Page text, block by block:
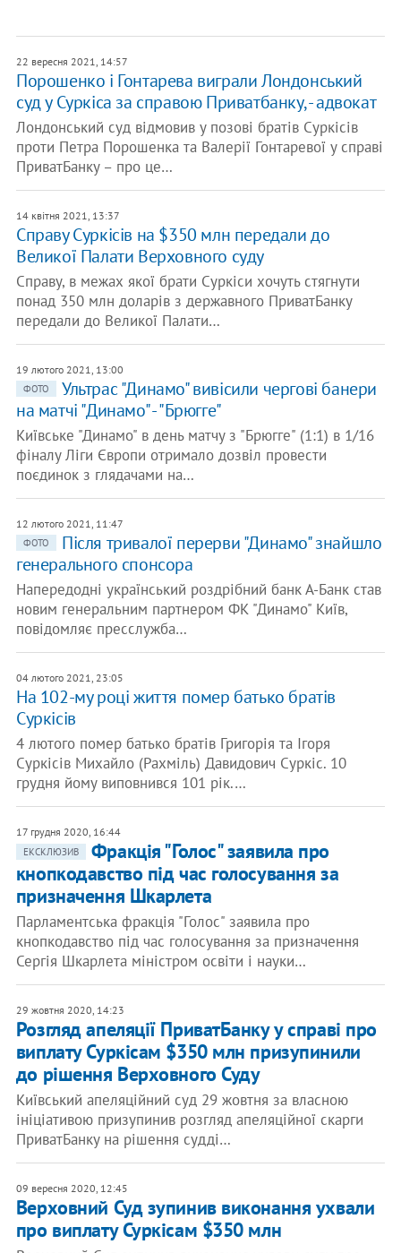
22 вересня 2021, 14:57
Порошенко і Гонтарева виграли Лондонський
суд у Суркіса за справою Приватбанку, - адвокат
Лондонський суд відмовив у позові братів Суркісів
проти Петра Порошенка та Валерії Гонтаревої у справі
ПриватБанку – про це…
14 квітня 2021, 13:37
Справу Суркісів на $350 млн передали до
Великої Палати Верховного суду
Справу, в межах якої брати Суркіси хочуть стягнути
понад 350 млн доларів з державного ПриватБанку
передали до Великої Палати…
19 лютого 2021, 13:00
ФОТО
Ультрас "Динамо" вивісили чергові банери
на матчі "Динамо" - "Брюгге"
Київське "Динамо" в день матчу з "Брюгге" (1:1) в 1/16
фіналу Ліги Європи отримало дозвіл провести
поєдинок з глядачами на…
12 лютого 2021, 11:47
ФОТО
Після тривалої перерви "Динамо" знайшло
генерального спонсора
Напередодні український роздрібний банк А-Банк став
новим генеральним партнером ФК "Динамо" Київ,
повідомляє пресслужба…
04 лютого 2021, 23:05
На 102-му році життя помер батько братів
Суркісів
4 лютого помер батько братів Григорія та Ігоря
Суркісів Михайло (Рахміль) Давидович Суркіс. 10
грудня йому виповнився 101 рік.…
17 грудня 2020, 16:44
ЕКСКЛЮЗИВ
Фракція "Голос" заявила про
кнопкодавство під час голосування за
призначення Шкарлета
Парламентська фракція "Голос" заявила про
кнопкодавство під час голосування за призначення
Сергія Шкарлета міністром освіти і науки…
29 жовтня 2020, 14:23
Розгляд апеляції ПриватБанку у справі про
виплату Суркісам $350 млн призупинили
до рішення Верховного Суду
Київський апеляційний суд 29 жовтня за власною
ініціативою призупинив розгляд апеляційної скарги
ПриватБанку на рішення судді…
09 вересня 2020, 12:45
​Верховний Суд зупинив виконання ухвали
про виплату Суркісам $350 млн